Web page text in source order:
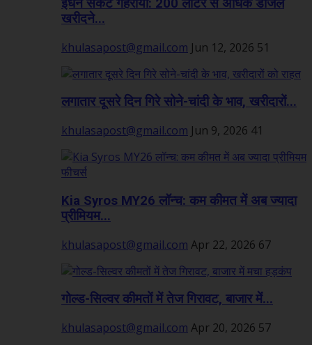
ईंधन संकट गहराया: 200 लीटर से अधिक डीजल
खरीदने...
khulasapost@gmail.com Jun 12, 2026 51
लगातार दूसरे दिन गिरे सोने-चांदी के भाव, खरीदारों...
khulasapost@gmail.com Jun 9, 2026 41
Kia Syros MY26 लॉन्च: कम कीमत में अब ज्यादा
प्रीमियम...
khulasapost@gmail.com Apr 22, 2026 67
गोल्ड-सिल्वर कीमतों में तेज गिरावट, बाजार में...
khulasapost@gmail.com Apr 20, 2026 57